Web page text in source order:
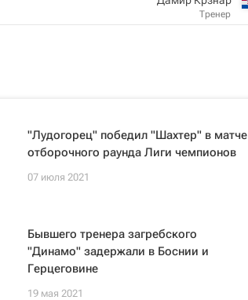
Тренер
"Лудогорец" победил "Шахтер" в матче
отборочного раунда Лиги чемпионов
07 июля 2021
Бывшего тренера загребского
"Динамо" задержали в Боснии и
Герцеговине
19 мая 2021